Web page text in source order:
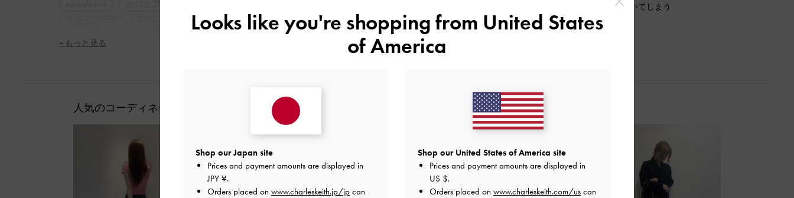
軽量
シンプル・ベーシック
休日コーデ
+ もっと見る
普段35(22.5cm)を着用しており36(23cm)で歩くとかかとが浮いてしまう
サイズ感でした。
2025-12-04 にアップロード
人気のコーディネート
Looks like you're shopping from United States
of America
Shop our Japan site
Prices and payment amounts are displayed in
JPY ¥.
Orders placed on www.charleskeith.jp/jp can
Shop our United States of America site
Prices and payment amounts are displayed in
US $.
Orders placed on www.charleskeith.com/us can